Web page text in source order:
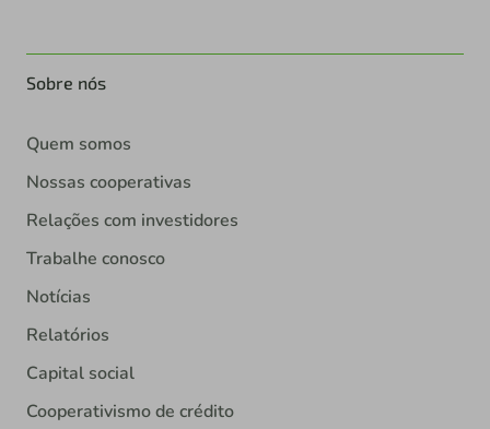
Sobre nós
Quem somos
Nossas cooperativas
Relações com investidores
Trabalhe conosco
Notícias
Relatórios
Capital social
Cooperativismo de crédito